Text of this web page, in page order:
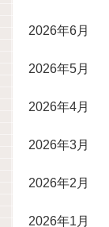
2026年6月
2026年5月
2026年4月
2026年3月
2026年2月
2026年1月